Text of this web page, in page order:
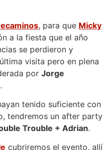
, para que Micky
a la fiesta que el año
se perdieron y
visita pero en plena
por Jorge
.
tenido suficiente con
tendremos un after party
Trouble + Adrian.
cubriremos el evento, allí